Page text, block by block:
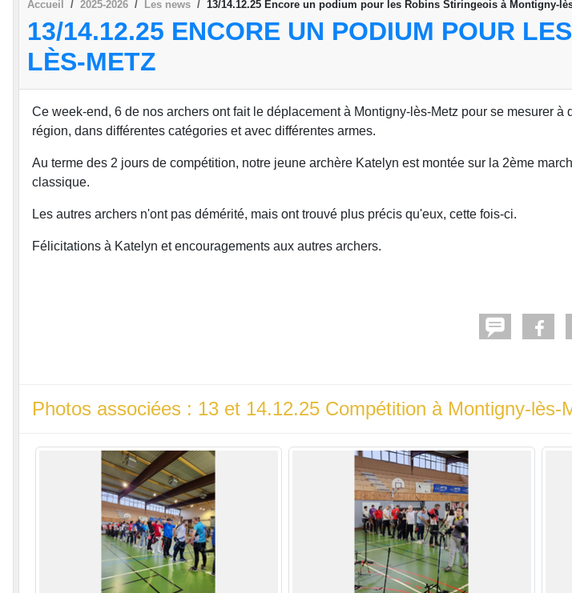
Accueil 2025-2026 Les news 13/14.12.25 Encore un podium pour les Robins Stiringeois à Montigny-
13/14.12.25 ENCORE UN PODIUM POUR
LÈS-METZ
Ce week-end, 6 de nos archers ont fait le déplacement à Montigny-lès-Metz pour se mesurer à
région, dans différentes catégories et avec différentes armes.
Au terme des 2 jours de compétition, notre jeune archère Katelyn est montée sur la 2ème
classique.
Les autres archers n'ont pas démérité, mais ont trouvé plus précis qu'eux, cette fois-ci.
Félicitations à Katelyn et encouragements aux autres archers.
Photos associées : 13 et 14.12.25 Compétition à Montigny-lès-